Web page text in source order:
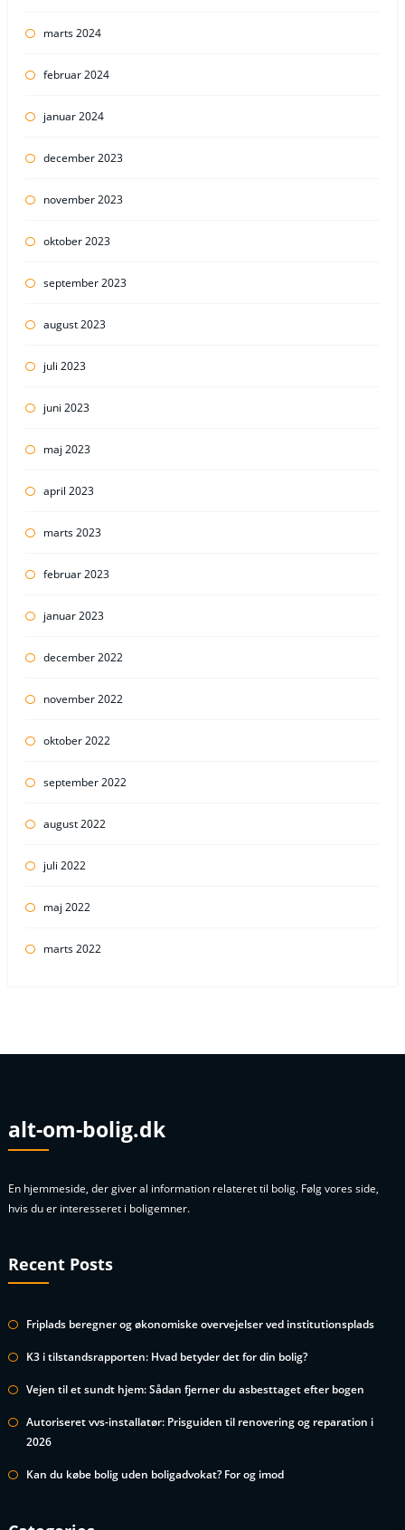
marts 2024
februar 2024
januar 2024
december 2023
november 2023
oktober 2023
september 2023
august 2023
juli 2023
juni 2023
maj 2023
april 2023
marts 2023
februar 2023
januar 2023
december 2022
november 2022
oktober 2022
september 2022
august 2022
juli 2022
maj 2022
marts 2022
alt-om-bolig.dk
En hjemmeside, der giver al information relateret til bolig. Følg vores side,
hvis du er interesseret i boligemner.
Recent Posts
Friplads beregner og økonomiske overvejelser ved institutionsplads
K3 i tilstandsrapporten: Hvad betyder det for din bolig?
Vejen til et sundt hjem: Sådan fjerner du asbesttaget efter bogen
Autoriseret vvs-installatør: Prisguiden til renovering og reparation i
2026
Kan du købe bolig uden boligadvokat? For og imod